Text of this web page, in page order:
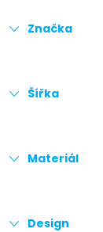
Značka
Šířka
Materiál
Design